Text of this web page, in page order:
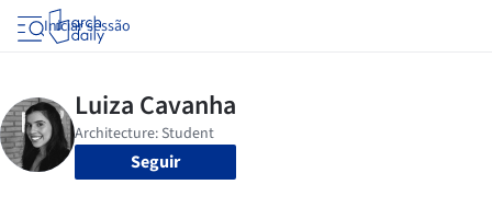
Iniciar sessão
Seguir